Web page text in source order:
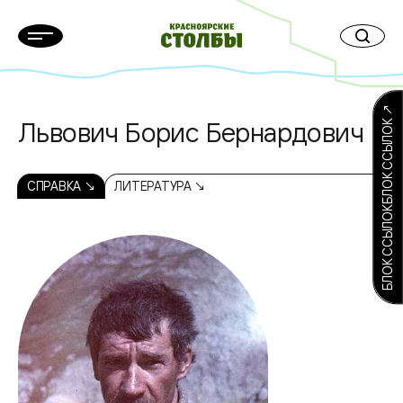
Львович Борис Бернардович
СПРАВКА ↘ ЛИТЕРАТУРА ↘ БЛОК ССЫЛОКБЛОК ССЫЛОК ↗